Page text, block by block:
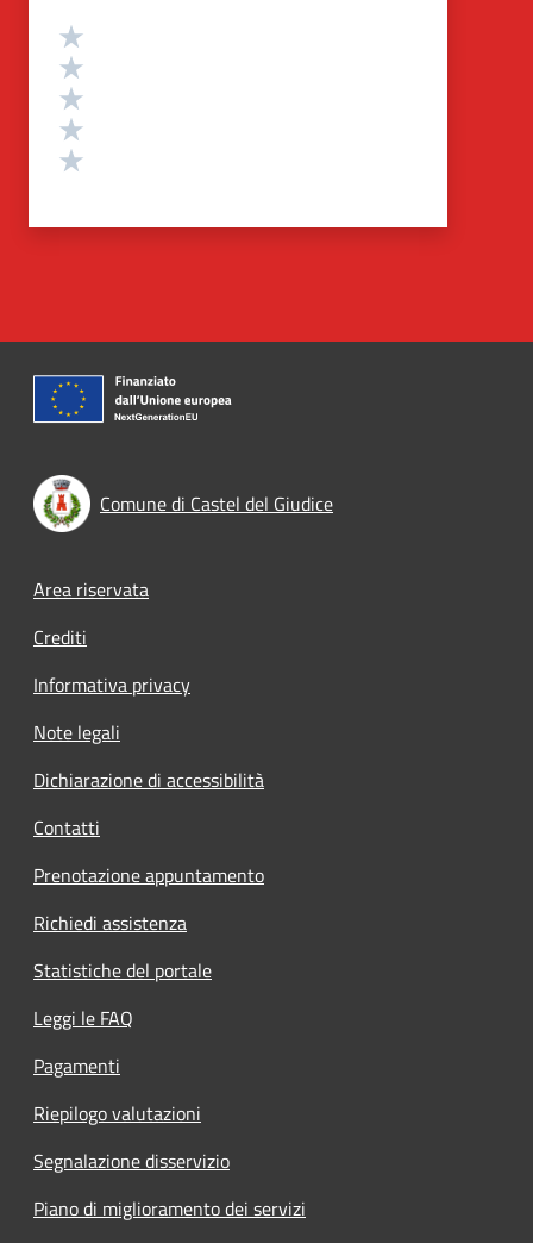
Valutazione
Comune di Castel del Giudice
Footer menu
Area riservata
Crediti
Informativa privacy
Note legali
Dichiarazione di accessibilità
Contatti
Prenotazione appuntamento
Richiedi assistenza
Statistiche del portale
Leggi le FAQ
Pagamenti
Riepilogo valutazioni
Segnalazione disservizio
Piano di miglioramento dei servizi